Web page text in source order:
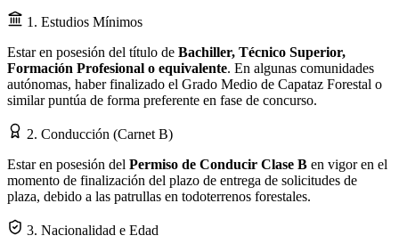
1. Estudios Mínimos
Estar en posesión del título de Bachiller, Técnico Superior,
Formación Profesional o equivalente. En algunas comunidades
autónomas, haber finalizado el Grado Medio de Capataz Forestal o
similar puntúa de forma preferente en fase de concurso.
2. Conducción (Carnet B)
Estar en posesión del Permiso de Conducir Clase B en vigor en el
momento de finalización del plazo de entrega de solicitudes de
plaza, debido a las patrullas en todoterrenos forestales.
3. Nacionalidad e Edad